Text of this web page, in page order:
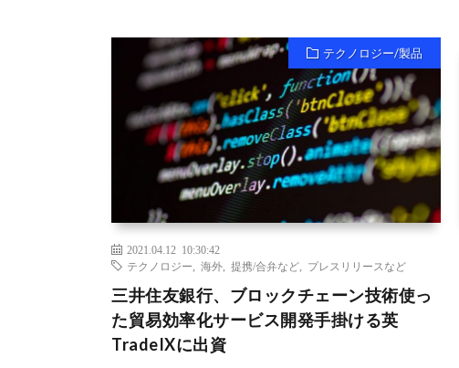
テクノロジー/製品
2021.04.12 10:30:42
テクノロジー
海外 提携/合弁など プレスリリースなど
三井住友銀行、ブロックチェーン技術使っ
た貿易効率化サービス開発手掛ける英
TradeIXに出資